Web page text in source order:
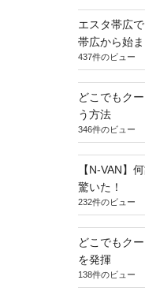
エスタ帯広
帯広から始
437件のビュー
どこでもク
う方法
346件のビュー
【N-VAN】
驚いた！
232件のビュー
どこでもク
を発揮
138件のビュー